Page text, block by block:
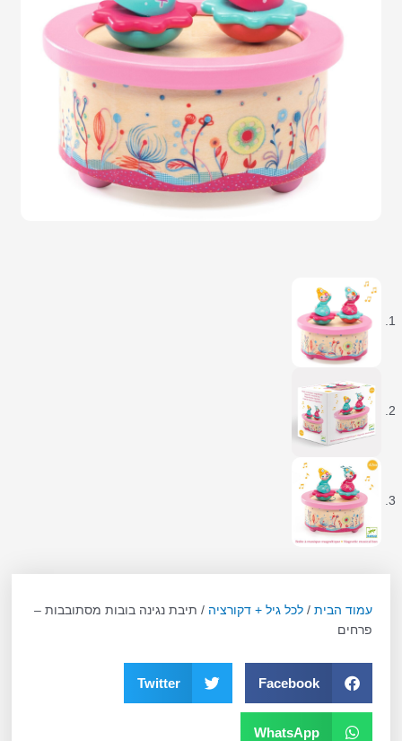
עמוד הבית /לכל גיל + דקורציה / תיבת נגינה בובות מסתובבות –
פרחים
Facebook
Twitter
WhatsApp